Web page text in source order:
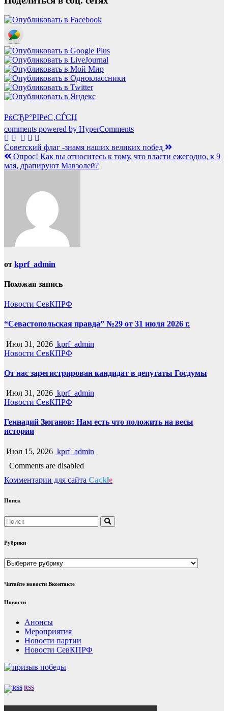
РќСЂР°РІРёС‚СЃСЏ
comments powered by HyperComments
Навигация
по
Советский флаг -знамя наших великих побед
Опрос! Как вы относитесь к тому, что власти ежегодно, к 9
мая, драпируют Мавзолей?
от kprf_admin
Похожая запись
Новости СевКПРФ
“Севастопольская правда” №29 от 31 июля 2026 г.
Июл 31, 2026 kprf_admin
Новости СевКПРФ
От нас зарегистрирован кандидат в депутаты Госдумы
Июл 31, 2026 kprf_admin
Новости СевКПРФ
Геннадий Зюганов: Нам есть что положить на весы
истории
Июл 15, 2026 kprf_admin
Comments are disabled
Комментарии для сайта Cackle
Поиск
Рубрики
Рубрики
Читайте новости Вконтакте
Новости
Анонсы
Мероприятия
Новости партии
Новости СевКПРФ
RSS